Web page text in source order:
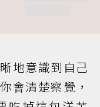
地意識到自己
會清楚察覺，